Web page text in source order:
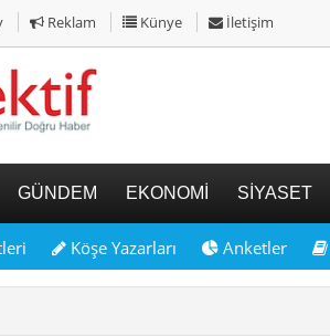
Reklam Künye İletişim
GÜNDEM EKONOMİ SİYASET
Köşe Yazarları Anketler